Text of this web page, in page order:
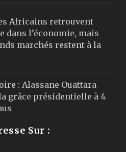
Africains retrouvent
dans l’économie, mais
marchés restent à la
: Alassane Ouattara
grâce présidentielle à 4
Sur :